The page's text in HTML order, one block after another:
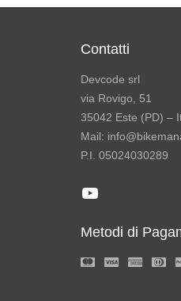
Contatti
Devcode srl
via Rovigo, 51
35042 Este (PD) –
Mail:
P.I. 05024030289
YouTube
Metodi di